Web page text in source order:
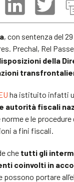
, con sentenza del
Prechal, Rel
della
ha istituito infatti
autorità fiscali
e le procedure
a fini fiscali.
che tutti gli
coinvolti in
possono portare